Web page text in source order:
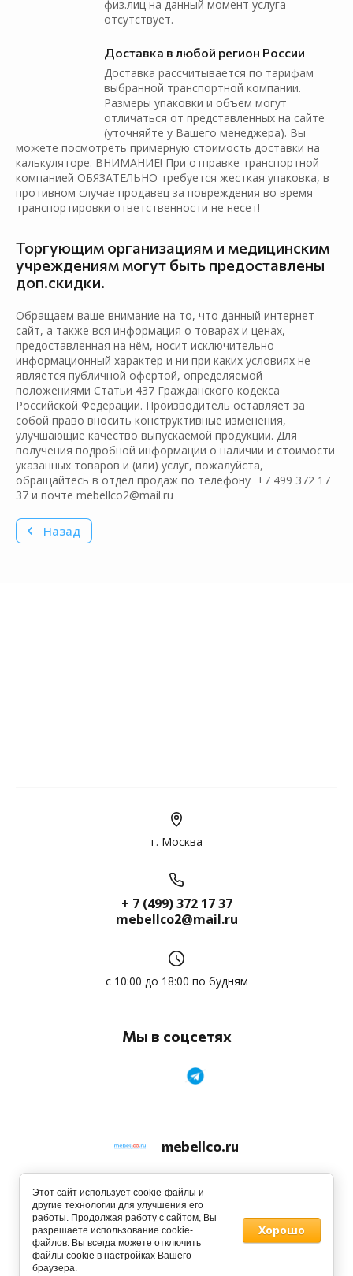
физ.лиц на данный момент услуга
отсутствует.
Доставка в любой регион России
Доставка рассчитывается по тарифам
выбранной транспортной компании.
Размеры упаковки и объем могут
отличаться от представленных на сайте
(уточняйте у Вашего менеджера). Вы
можете посмотреть примерную стоимость доставки на
калькуляторе. ВНИМАНИЕ! При отправке транспортной
компанией ОБЯЗАТЕЛЬНО требуется жесткая упаковка, в
противном случае продавец за повреждения во время
транспортировки ответственности не несет!
Торгующим организациям и медицинским
учреждениям могут быть предоставлены
доп.скидки.
Обращаем ваше внимание на то, что данный интернет-
сайт, а также вся информация о товарах и ценах,
предоставленная на нём, носит исключительно
информационный характер и ни при каких условиях не
является публичной офертой, определяемой
положениями Статьи 437 Гражданского кодекса
Российской Федерации. Производитель оставляет за
собой право вносить конструктивные изменения,
улучшающие качество выпускаемой продукции. Для
получения подробной информации о наличии и стоимости
указанных товаров и (или) услуг, пожалуйста,
обращайтесь в отдел продаж по телефону +7 499 372 17
37 и почте mebellco2@mail.ru
Назад
mebellco.ru
© 2013 - 2026
г. Москва
+ 7 (499) 372 17 37
mebellco2@mail.ru
с 10:00 до 18:00 по будням
Мы в соцсетях
Заказ, разработка,
Этот сайт использует cookie-файлы и
другие технологии для улучшения его
работы. Продолжая работу с сайтом, Вы
разрешаете использование cookie-
файлов. Вы всегда можете отключить
файлы cookie в настройках Вашего
браузера.
Хорошо